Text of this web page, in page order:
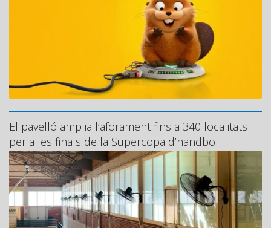
El pavelló amplia l’aforament fins a 340 localitats
per a les finals de la Supercopa d’handbol